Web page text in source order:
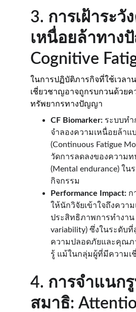
3. การเฝ้าระวั
เหนื่อยล้าทาง
Cognitive
ในการปฏิบัติภารกิจที่ใช้เวลา
เชี่ยวชาญอาจถูกรบกวนด้วยค
ทรัพยากรทางปัญญา
CF Biomarker: ระบบทำ
จำลองความเหนื่อยล้าแ
(Continuous Fatigue
วัดการลดลงของความ
(Mental endurance) ใน
กิจกรรม
Performance Impact: ก
ให้นักวิจัยเข้าใจถึงควา
ประสิทธิภาพการทำงาน
variability) ซึ่งในระดับ
ความปลอดภัยและคุณภ
รู้ แม้ในกลุ่มผู้ที่มีความเ
4. การจำแนก
สมาธิ: